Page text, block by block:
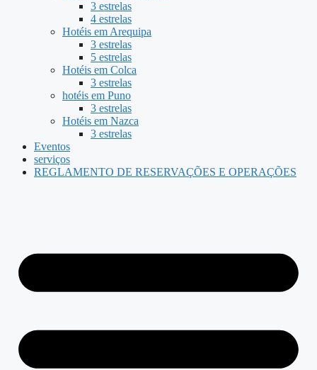
3 estrelas
4 estrelas
Hotéis em Arequipa
3 estrelas
5 estrelas
Hotéis em Colca
3 estrelas
hotéis em Puno
3 estrelas
Hotéis em Nazca
3 estrelas
Eventos
serviços
REGLAMENTO DE RESERVAÇÕES E OPERAÇÕES